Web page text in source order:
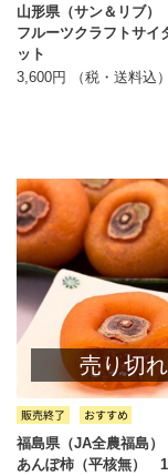
山形県（サン＆リブ）
フルーツクラフトサイ
ット
3,600円 （税・送料込）
売り切れ
福島県（JA全農福島）
あんぽ柿（平核無）